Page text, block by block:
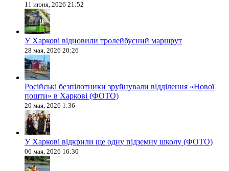
11 июня, 2026 21:52
У Харкові відновили тролейбусний маршрут
28 мая, 2026 20:26
Російські безпілотники зруйнували відділення «Нової
пошти» в Харкові (ФОТО)
20 мая, 2026 1:36
У Харкові відкрили ще одну підземну школу (ФОТО)
06 мая, 2026 16:30